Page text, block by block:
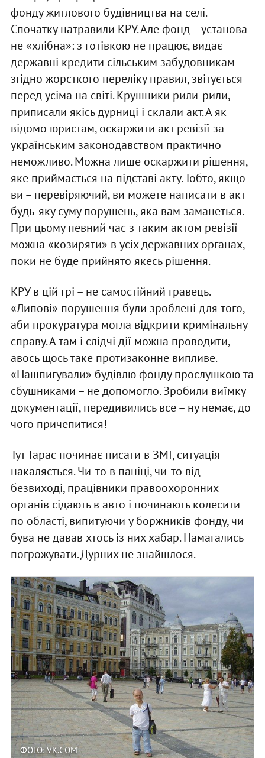
фонду житлового будівництва на селі.
Спочатку натравили КРУ. Але фонд – установа
не «хлібна»: з готівкою не працює, видає
державні кредити сільським забудовникам
згідно жорсткого переліку правил, звітується
перед усіма на світі. Крушники рили-рили,
приписали якісь дурниці і склали акт. А як
відомо юристам, оскаржити акт ревізії за
українським законодавством практично
неможливо. Можна лише оскаржити рішення,
яке приймається на підставі акту. Тобто, якщо
ви – перевіряючий, ви можете написати в акт
будь-яку суму порушень, яка вам заманеться.
При цьому певний час з таким актом ревізії
можна «козиряти» в усіх державних органах,
поки не буде прийнято якесь рішення.
КРУ в цій грі – не самостійний гравець.
«Липові» порушення були зроблені для того,
аби прокуратура могла відкрити кримінальну
справу. А там і слідчі дії можна проводити,
авось щось таке протизаконне випливе.
«Нашпигували» будівлю фонду прослушкою та
сбушниками – не допомогло. Зробили виїмку
документації, передивились все – ну немає, до
чого причепитися!
Тут Тарас починає писати в ЗМІ, ситуація
накаляється. Чи-то в паніці, чи-то від
безвиході, працівники правоохоронних
органів сідають в авто і починають колесити
по області, випитуючи у боржників фонду, чи
бува не давав хтось із них хабар. Намагались
погрожувати. Дурних не знайшлося.
ФОТО: VK.COM